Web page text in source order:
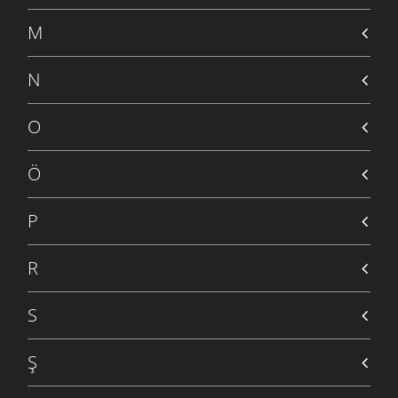
DAVET-I AŞK
6 MAYIS 2009
YANDIRSAM SENI
23 NISAN 2009
12 NISAN 2009
GECE DÜŞLERI
ÜZÜLDÜM
23 MART 2009
BENSIZ GECELER
14 MART 2009
GERÇEK SEVGILER
10 MART 2009
M
N
O
Ö
P
R
S
Ş